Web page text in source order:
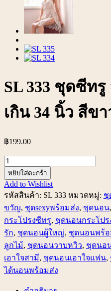
SL 333 ชุดซีท
เกิน 34 นิ้ว สีขา
฿199.00
จำนวน
SL
333 ชุด
ซี
ทรู
อก-
สะโพก
ไม่
เกิน
34
หยิบใส่ตะกร้า
Add to Wishlist
รหัสสินค้า: SL 333 หมวดหมู่: ชุ
ขวัญ, ชุดsexyพร้อมส่ง, ชุดนอน,
กระโปรงซีทรู, ชุดนอนกระโปร
รัก, ชุดนอนผู้ใหญ่, ชุดนอนพร้อ
ลูกไม้, ชุดนอนวาบหวิว, ชุดนอ
เอาใจสามี, ชุดนอนเอาใจแฟน,
ได้นอนพร้อมส่ง